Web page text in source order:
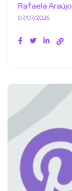
Rafaela Araújo
07/07/2026